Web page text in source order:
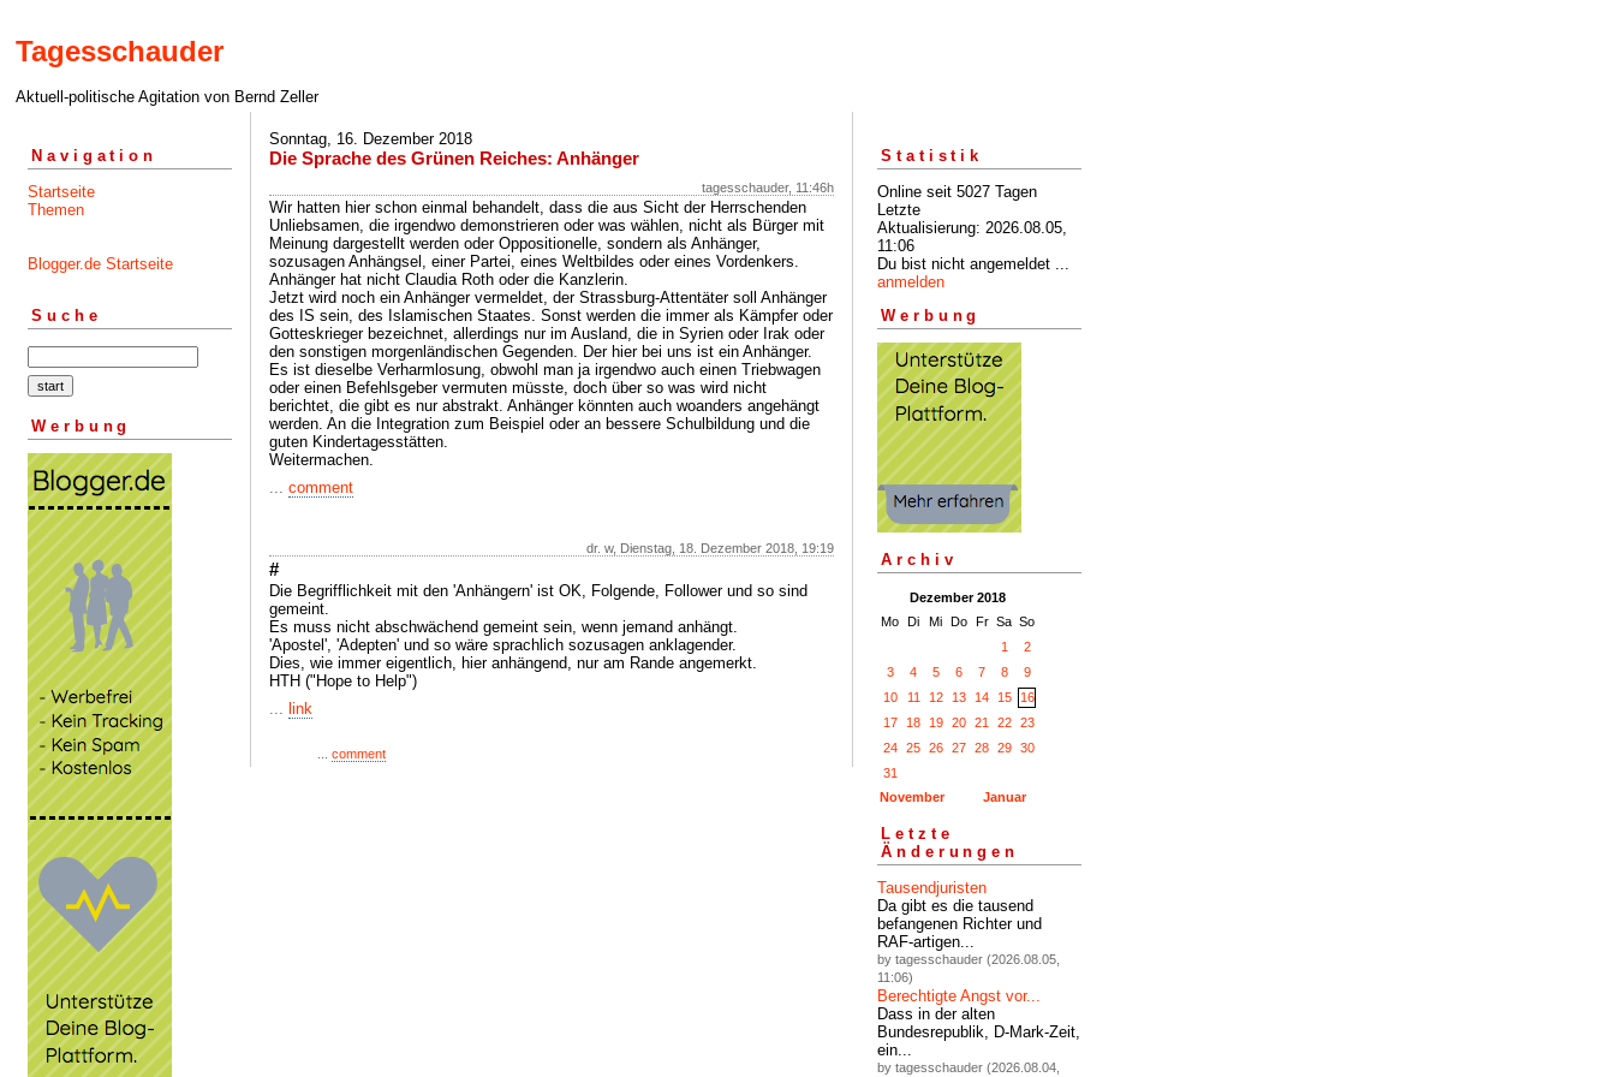
Tagesschauder
Aktuell-politische Agitation von Bernd Zeller
Navigation
Startseite
Themen
Blogger.de Startseite
Suche
Werbung
Sonntag, 16. Dezember 2018
Die Sprache des Grünen Reiches: Anhänger
tagesschauder, 11:46h
Wir hatten hier schon einmal behandelt, dass die aus Sicht der Herrschenden
Unliebsamen, die irgendwo demonstrieren oder was wählen, nicht als Bürger mit
Meinung dargestellt werden oder Oppositionelle, sondern als Anhänger,
sozusagen Anhängsel, einer Partei, eines Weltbildes oder eines Vordenkers.
Anhänger hat nicht Claudia Roth oder die Kanzlerin.
Jetzt wird noch ein Anhänger vermeldet, der Strassburg-Attentäter soll Anhänger
des IS sein, des Islamischen Staates. Sonst werden die immer als Kämpfer oder
Gotteskrieger bezeichnet, allerdings nur im Ausland, die in Syrien oder Irak oder
den sonstigen morgenländischen Gegenden. Der hier bei uns ist ein Anhänger.
Es ist dieselbe Verharmlosung, obwohl man ja irgendwo auch einen Triebwagen
oder einen Befehlsgeber vermuten müsste, doch über so was wird nicht
berichtet, die gibt es nur abstrakt. Anhänger könnten auch woanders angehängt
werden. An die Integration zum Beispiel oder an bessere Schulbildung und die
guten Kindertagesstätten.
Weitermachen.
... comment
dr. w, Dienstag, 18. Dezember 2018, 19:19
#
Die Begrifflichkeit mit den 'Anhängern' ist OK, Folgende, Follower und so sind
gemeint.
Es muss nicht abschwächend gemeint sein, wenn jemand anhängt.
'Apostel', 'Adepten' und so wäre sprachlich sozusagen anklagender.
Dies, wie immer eigentlich, hier anhängend, nur am Rande angemerkt.
HTH ("Hope to Help")
... link
comment
Statistik
Online seit 5027 Tagen
Letzte
Aktualisierung: 2026.08.05,
11:06
Du bist nicht angemeldet ...
anmelden
Werbung
Archiv
Dezember 2018
Mo Di Mi Do Fr Sa So
1
2
3
4 5 6 7 8
9
10
11 12 13 14 15
16
17
18 19 20 21 22
23
24
25 26 27 28 29
30
31
November
Januar
Letzte
Änderungen
Tausendjuristen
Da gibt es die tausend
befangenen Richter und
RAF-artigen...
by tagesschauder (2026.08.05,
11:06)
Berechtigte Angst vor...
Dass in der alten
Bundesrepublik, D-Mark-Zeit,
ein...
by tagesschauder (2026.08.04,